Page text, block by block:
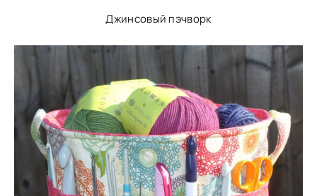
Джинсовый пэчворк